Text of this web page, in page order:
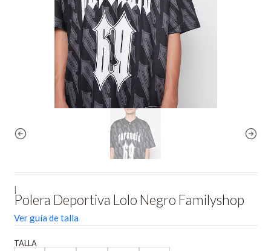
Polera Deportiva Lolo Negro Familyshop
Ver guía de talla
TALLA